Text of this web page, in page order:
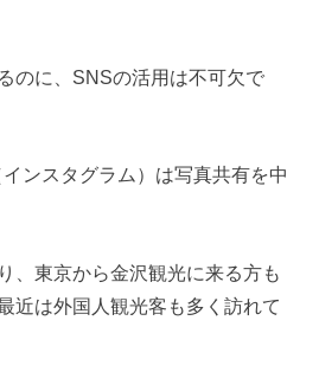
のに、SNSの活用は不可欠で
ンスタグラム）は写真共有を中
、東京から金沢観光に来る方も
近は外国人観光客も多く訪れて